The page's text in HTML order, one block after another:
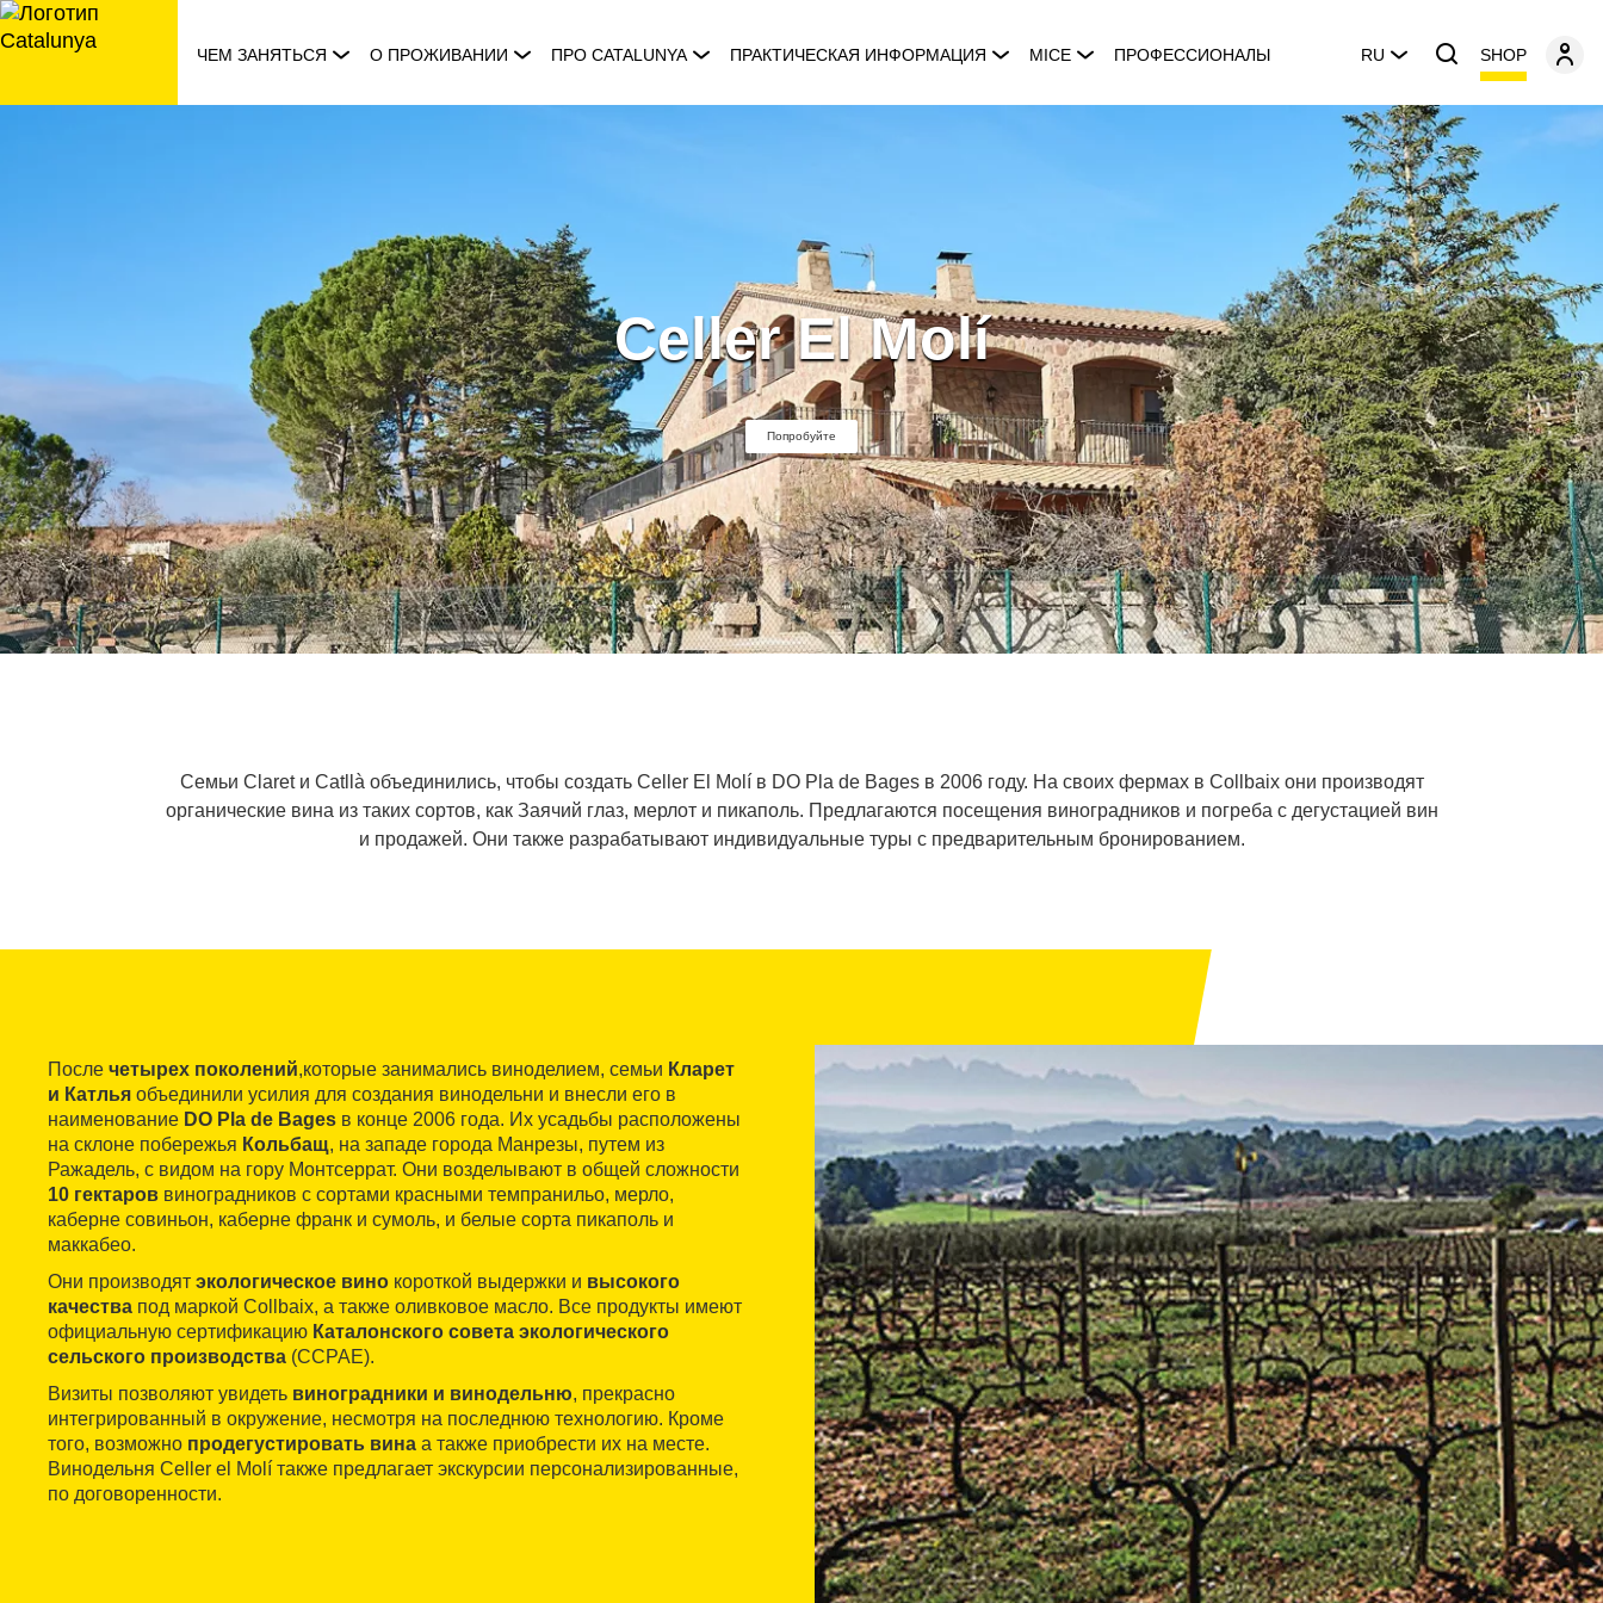
перейти
к
ЧЕМ ЗАНЯТЬСЯ О ПРОЖИВАНИИ ПРО CATALUNYA ПРАКТИЧЕСКАЯ ИНФОРМАЦИЯ MICE ПРОФЕССИОНАЛЫ RU SHOP
Celler El Molí
Попробуйте
Семьи Claret и Catllà объединились, чтобы создать Celler El Molí в DO Pla de Bages в 2006 году. На своих фермах в Collbaix они производят
органические вина из таких сортов, как Заячий глаз, мерлот и пикаполь. Предлагаются посещения виноградников и погреба с дегустацией вин
и продажей. Они также разрабатывают индивидуальные туры с предварительным бронированием.
После четырех поколений,которые занимались виноделием, семьи Кларет
и Катлья объединили усилия для создания винодельни и внесли его в
наименование DO Pla de Bages в конце 2006 года. Их усадьбы расположены
на склоне побережья Кольбащ, на западе города Манрезы, путем из
Ражадель, с видом на гору Монтсеррат. Они возделывают в общей сложности
10 гектаров виноградников с сортами красными темпранильо, мерло,
каберне совиньон, каберне франк и сумоль, и белые сорта пикаполь и
маккабео.
Они производят экологическое вино короткой выдержки и высокого
качества под маркой Collbaix, а также оливковое масло. Все продукты имеют
официальную сертификацию Каталонского совета экологического
сельского производства (CCPAE).
Визиты позволяют увидеть виноградники и винодельню, прекрасно
интегрированный в окружение, несмотря на последнюю технологию. Кроме
того, возможно продегустировать вина а также приобрести их на месте.
Винодельня Celler el Molí также предлагает экскурсии персонализированные,
по договоренности.